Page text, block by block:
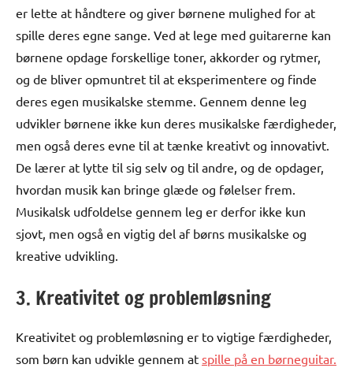
er lette at håndtere og giver børnene mulighed for at
spille deres egne sange. Ved at lege med guitarerne kan
børnene opdage forskellige toner, akkorder og rytmer,
og de bliver opmuntret til at eksperimentere og finde
deres egen musikalske stemme. Gennem denne leg
udvikler børnene ikke kun deres musikalske færdigheder,
men også deres evne til at tænke kreativt og innovativt.
De lærer at lytte til sig selv og til andre, og de opdager,
hvordan musik kan bringe glæde og følelser frem.
Musikalsk udfoldelse gennem leg er derfor ikke kun
sjovt, men også en vigtig del af børns musikalske og
kreative udvikling.
3. Kreativitet og problemløsning
Kreativitet og problemløsning er to vigtige færdigheder,
som børn kan udvikle gennem at spille på en børneguitar.